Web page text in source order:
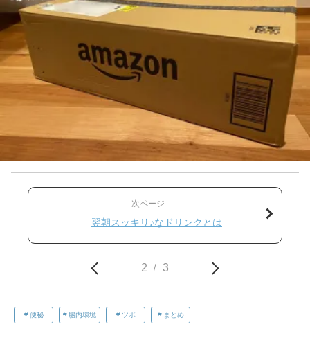
次ページ
翌朝スッキリ♪なドリンクとは
2 / 3
便秘 腸内環境 ツボ まとめ